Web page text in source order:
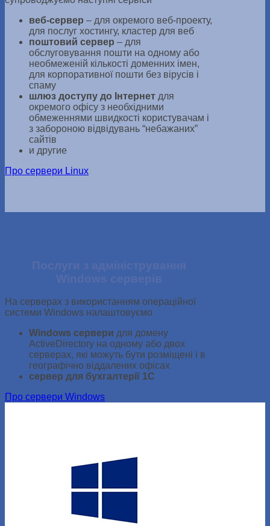
веб-сервер – для окремого веб-проекту,
для послуг хостингу, кластер для веб
поштовий сервер – для
обслуговування пошти на одному або
необмеженій кількості доменних імен,
для корпоративної пошти без вірусів і
спаму
шлюз доступу до Інтернет для
окремого офісу з необхідними
обмеженнями швидкості користувачам і
з забороною відвідувань “небажаних”
сайтів
и другие
Про сервери Linux
Послуги з адміністрування
Windows серверів
На серверах з використанням операційної
системи Windows налаштовуємо
Windows сервери для домену
ActiveDirectory на одному або двох
серверах, які можуть бути розміщені і в
географічно віддалених офісах
сервер для бухгалтерії 1С
Про сервери Windows